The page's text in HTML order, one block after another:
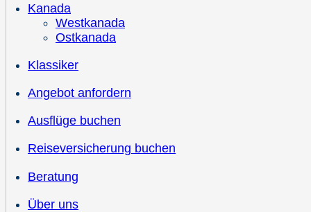
Kanada
Westkanada
Ostkanada
Klassiker
Angebot anfordern
Ausflüge buchen
Reiseversicherung buchen
Beratung
Über uns